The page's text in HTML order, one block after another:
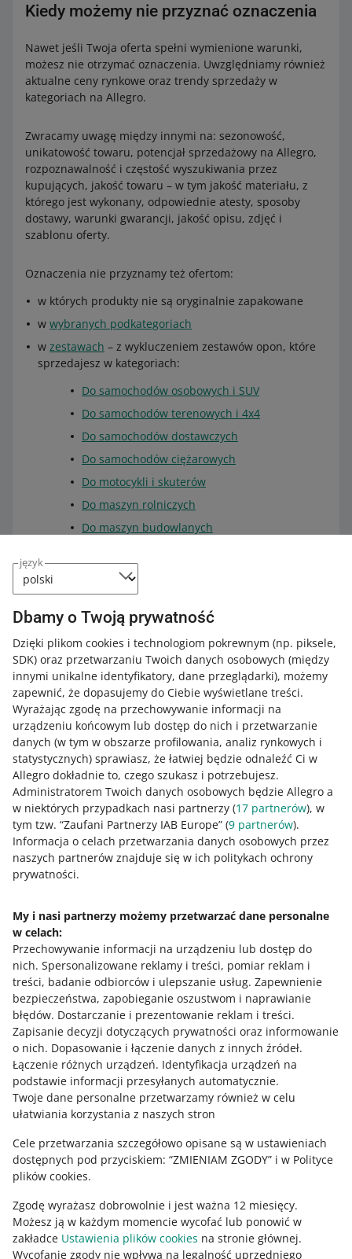
język
Dbamy o Twoją prywatność
Dzięki plikom cookies i technologiom pokrewnym (np. piksele,
SDK) oraz przetwarzaniu Twoich danych osobowych (między
innymi unikalne identyfikatory, dane przeglądarki), możemy
zapewnić, że dopasujemy do Ciebie wyświetlane treści.
Wyrażając zgodę na przechowywanie informacji na
urządzeniu końcowym lub dostęp do nich i przetwarzanie
danych (w tym w obszarze profilowania, analiz rynkowych i
statystycznych) sprawiasz, że łatwiej będzie odnaleźć Ci w
Allegro dokładnie to, czego szukasz i potrzebujesz.
Administratorem Twoich danych osobowych będzie Allegro a
w niektórych przypadkach nasi partnerzy (17 partnerów), w
tym tzw. “Zaufani Partnerzy IAB Europe” (9 partnerów).
Informacja o celach przetwarzania danych osobowych przez
naszych partnerów znajduje się w ich politykach ochrony
prywatności.
My i nasi partnerzy możemy przetwarzać dane personalne
w celach:
Przechowywanie informacji na urządzeniu lub dostęp do
nich. Spersonalizowane reklamy i treści, pomiar reklam i
treści, badanie odbiorców i ulepszanie usług. Zapewnienie
bezpieczeństwa, zapobieganie oszustwom i naprawianie
błędów. Dostarczanie i prezentowanie reklam i treści.
Zapisanie decyzji dotyczących prywatności oraz informowanie
o nich. Dopasowanie i łączenie danych z innych źródeł.
Łączenie różnych urządzeń. Identyfikacja urządzeń na
podstawie informacji przesyłanych automatycznie.
Twoje dane personalne przetwarzamy również w celu
ułatwiania korzystania z naszych stron
Cele przetwarzania szczegółowo opisane są w ustawieniach
dostępnych pod przyciskiem: “ZMIENIAM ZGODY” i w Polityce
plików cookies.
Zgodę wyrażasz dobrowolnie i jest ważna 12 miesięcy.
Możesz ją w każdym momencie wycofać lub ponowić w
zakładce Ustawienia plików cookies na stronie głównej.
Wycofanie zgody nie wpływa na legalność uprzedniego
Kiedy możemy nie przyznać oznaczenia
Nawet jeśli Twoja oferta spełni wymienione warunki,
możesz nie otrzymać oznaczenia. Uwzględniamy również
aktualne ceny rynkowe oraz trendy sprzedaży w
kategoriach na Allegro.
Zwracamy uwagę między innymi na: sezonowość,
unikatowość towaru, potencjał sprzedażowy na Allegro,
rozpoznawalność i częstość wyszukiwania przez
kupujących, jakość towaru – w tym jakość materiału, z
którego jest wykonany, odpowiednie atesty, sposoby
dostawy, warunki gwarancji, jakość opisu, zdjęć i
szablonu oferty.
Oznaczenia nie przyznamy też ofertom:
w których produkty nie są oryginalnie zapakowane
w wybranych podkategoriach
w zestawach – z wykluczeniem zestawów opon, które
sprzedajesz w kategoriach:
Do samochodów osobowych i SUV
Do samochodów terenowych i 4x4
Do samochodów dostawczych
Do samochodów ciężarowych
Do motocykli i skuterów
Do maszyn rolniczych
Do maszyn budowlanych
Do innych pojazdów
Oznaczenie Gwarancja najniższej ceny a
oznaczenie SUPERCENA
Oferty z oznaczeniem SUPERCENA to te z najniższą ceną
danego produktu na Allegro. W ofertach z oznaczeniem
Gwarancja najniższej cenycena produktu jest najniższa
nie tylko na Allegro, ale także w porównaniu z wybranymi
sklepami w internecie.Dowiedz się więcej.
Jeśli nie chcesz, żeby w Twoich ofertach pojawiło się
oznaczenie SUPERCENA, skontaktuj się z nami przez
formularz kontaktowy.
Zasady obowiązują od 31 października 2024.
do 31 października oraz listę kategorii
wykluczonych w listopadzie 2024
Oznaczenie przyznawaliśmy ofertom, które spełniają
wszystkieponiższe warunki:
najniższa cena na Allegro – sprawdzamy to kilka razy
w ciągu doby
wystawione nakoncie firmowymz jakością sprzedaży
na poziomie co najmniej Neutralnym
z opcją kup teraz
stan: Nowy (oprócz kategorii, w których parametr Stan
jest niedostępny)
dostawa Smart! lub darmowa dostawa
połączone z Katalogiem produktów Allegro
dwóch różnych sprzedających. Wyjątkiem są oferty
wystawione przez sprzedawców uczestniczących w
programach partnerskich: Brand Partner, Top Brand
Sprawdź listę kategorii wykluczonych od 1.12.24
do 02.01.2025.
Oznaczenia nie przyznawaliśmy ofertom wystawionym w
wybranych podkategoriach.
Potrzebujesz pomocy?
SKONTAKTUJ SIĘ Z NAMI